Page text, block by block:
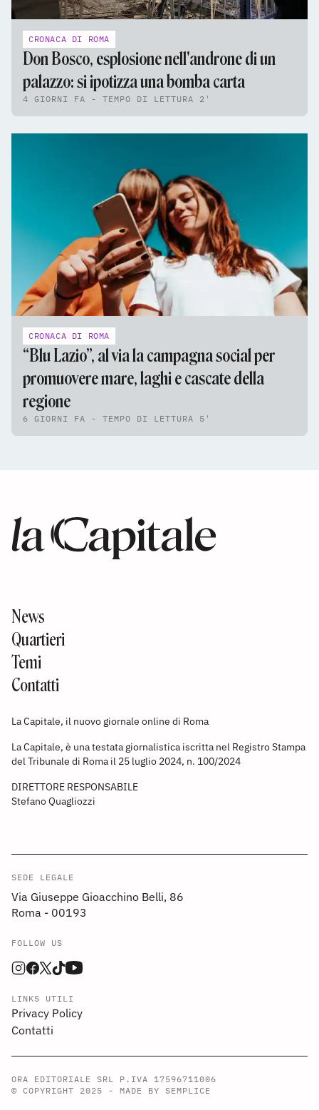
CRONACA DI ROMA
Don Bosco, esplosione nell'androne di un
palazzo: si ipotizza una bomba carta
4 GIORNI FA - TEMPO DI LETTURA 2'
CRONACA DI ROMA
“Blu Lazio”, al via la campagna social per
promuovere mare, laghi e cascate della
regione
6 GIORNI FA - TEMPO DI LETTURA 5'
News
Quartieri
Temi
Contatti
La Capitale, il nuovo giornale online di Roma
La Capitale, è una testata giornalistica iscritta nel Registro Stampa
del Tribunale di Roma il 25 luglio 2024, n. 100/2024
DIRETTORE RESPONSABILE
Stefano Quagliozzi
SEDE LEGALE
Via Giuseppe Gioacchino Belli, 86
Roma - 00193
FOLLOW US
LINKS UTILI
Privacy Policy
Contatti
ORA EDITORIALE SRL P.IVA 17596711006
© COPYRIGHT 2025 - MADE BY SEMPLICE